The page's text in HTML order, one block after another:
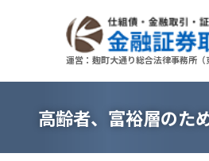
運営：麹町大通り総合法律事務所（
高齢者、富裕層のた